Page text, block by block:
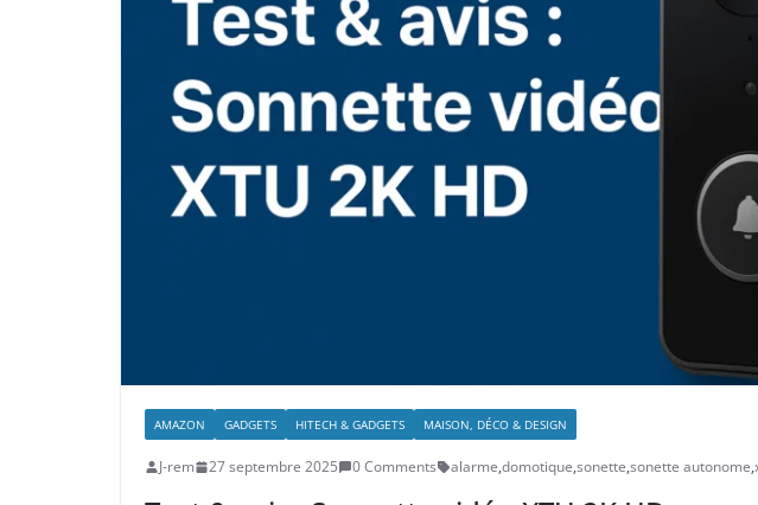
AMAZON GADGETS HITECH & GADGETS MAISON, DÉCO & DESIGN
J-rem 27 septembre 2025 0 Comments alarme,domotique,sonette,sonette autonome,